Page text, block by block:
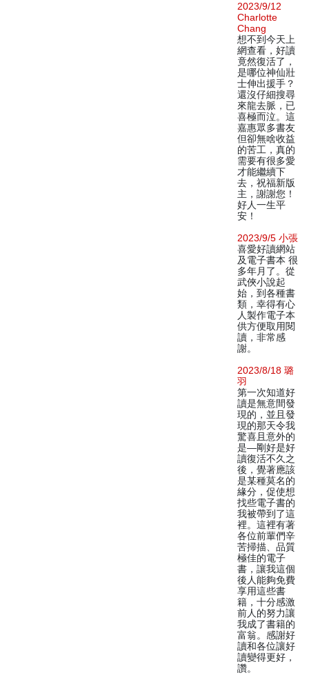
2023/9/12
Charlotte
Chang
想不到今天上
網查看，好讀
竟然復活了，
是哪位神仙壯
士伸出援手？
還沒仔細搜尋
來龍去脈，已
喜極而泣。這
嘉惠眾多書友
但卻無啥收益
的苦工，真的
需要有很多愛
才能繼續下
去，祝福新版
主，謝謝您！
好人一生平
安！
2023/9/5 小張
喜愛好讀網站
及電子書本 很
多年月了。從
武俠小說起
始，到各種書
類，幸得有心
人製作電子本
供方便取用閱
讀，非常感
謝。
2023/8/18 璐
羽
第一次知道好
讀是無意間發
現的，並且發
現的那天令我
驚喜且意外的
是—剛好是好
讀復活不久之
後，覺著應該
是某種莫名的
緣分，促使想
找些電子書的
我被帶到了這
裡。這裡有著
各位前輩們辛
苦掃描、品質
極佳的電子
書，讓我這個
後人能夠免費
享用這些書
籍，十分感激
前人的努力讓
我成了書籍的
富翁。感謝好
讀和各位讓好
讀變得更好，
讚。